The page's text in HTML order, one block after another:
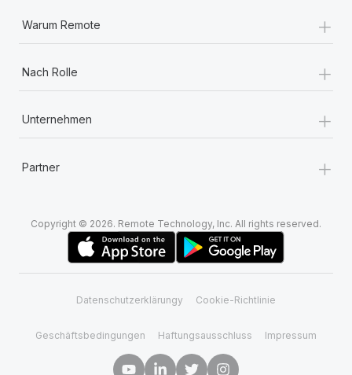
Warum Remote +
Nach Rolle +
Unternehmen +
Partner +
Copyright © 2026. Remote Technology, Inc. All rights reserved.
Datenschutzerklärungy Cookie-Richtlinie
Geschäftsbedingungen Haftungsausschluss Impressum